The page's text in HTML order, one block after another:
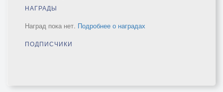
НАГРАДЫ
Наград пока нет. Подробнее о наградах
ПОДПИСЧИКИ